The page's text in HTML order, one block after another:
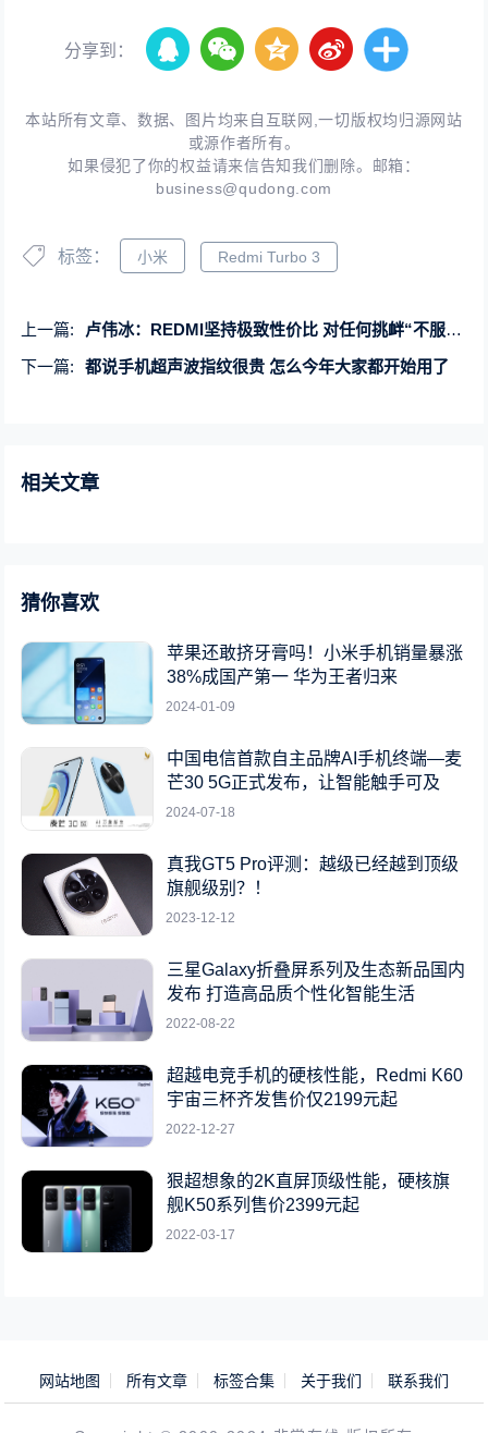
分享到：
本站所有文章、数据、图片均来自互联网,一切版权均归源网站
或源作者所有。
如果侵犯了你的权益请来信告知我们删除。邮箱：
business@qudong.com
标签： 小米 Redmi Turbo 3
上一篇:
卢伟冰：REDMI坚持极致性价比 对任何挑衅“不服就干”
下一篇:
都说手机超声波指纹很贵 怎么今年大家都开始用了
相关文章
猜你喜欢
苹果还敢挤牙膏吗！小米手机销量暴涨
38%成国产第一 华为王者归来
2024-01-09
中国电信首款自主品牌AI手机终端—麦
芒30 5G正式发布，让智能触手可及
2024-07-18
真我GT5 Pro评测：越级已经越到顶级
旗舰级别？！
2023-12-12
三星Galaxy折叠屏系列及生态新品国内
发布 打造高品质个性化智能生活
2022-08-22
超越电竞手机的硬核性能，Redmi K60
宇宙三杯齐发售价仅2199元起
2022-12-27
狠超想象的2K直屏顶级性能，硬核旗
舰K50系列售价2399元起
2022-03-17
网站地图 所有文章 标签合集 关于我们 联系我们